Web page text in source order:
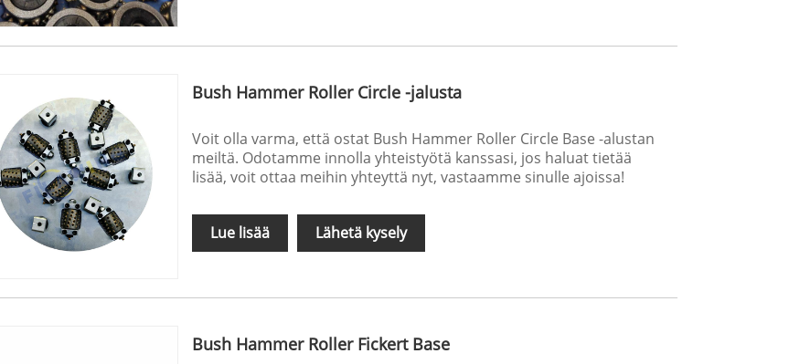
Bush Hammer Roller Circle -jalusta
Voit olla varma, että ostat Bush Hammer Roller Circle Base -alustan
meiltä. Odotamme innolla yhteistyötä kanssasi, jos haluat tietää
lisää, voit ottaa meihin yhteyttä nyt, vastaamme sinulle ajoissa!
Lue lisää Lähetä kysely
Bush Hammer Roller Fickert Base